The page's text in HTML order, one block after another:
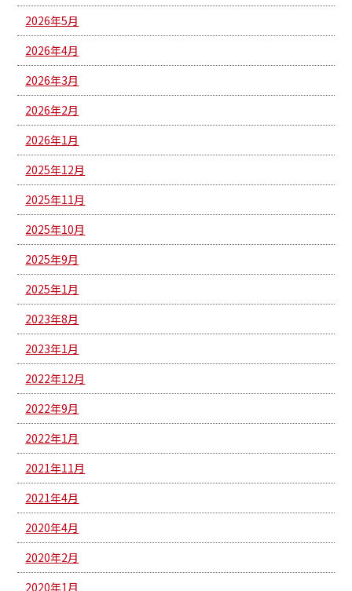
2026年5月
2026年4月
2026年3月
2026年2月
2026年1月
2025年12月
2025年11月
2025年10月
2025年9月
2025年1月
2023年8月
2023年1月
2022年12月
2022年9月
2022年1月
2021年11月
2021年4月
2020年4月
2020年2月
2020年1月